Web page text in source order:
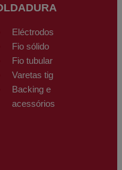
Eléctrodos
Fio sólido
Fio tubular
Varetas tig
Backing e
acessórios